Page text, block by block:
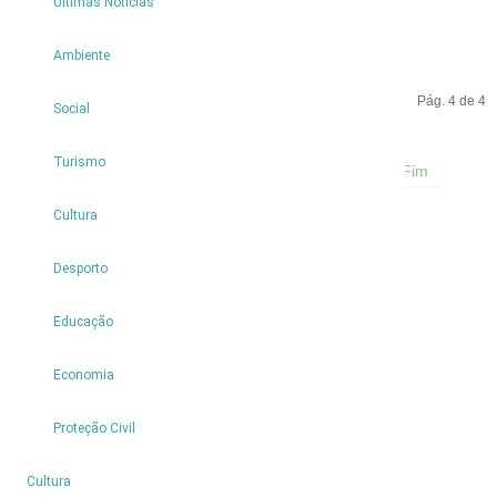
Ambiente
Social
Turismo
Cultura
Desporto
Educação
Economia
Proteção Civil
Cultura
Pág. 4 de 4
Início Anterior Fim